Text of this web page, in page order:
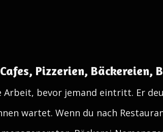
Pizzerien, Bäckereien,
bevor jemand eintritt. Er
wartet. Wenn du nach